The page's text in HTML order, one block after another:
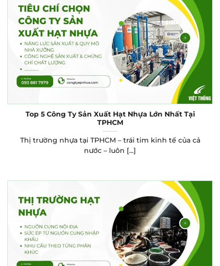
Top 5 Công Ty Sản Xuất Hạt Nhựa Lớn Nhất Tại
TPHCM
Thị trường nhựa tại TPHCM – trái tim kinh tế của cả
nước – luôn [...]